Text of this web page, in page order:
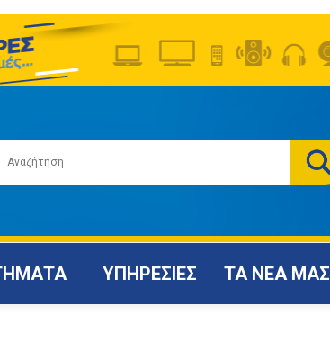
ΥΠΗΡΕΣΙΕΣ ΤΑ ΝΕΑ ΜΑΣ